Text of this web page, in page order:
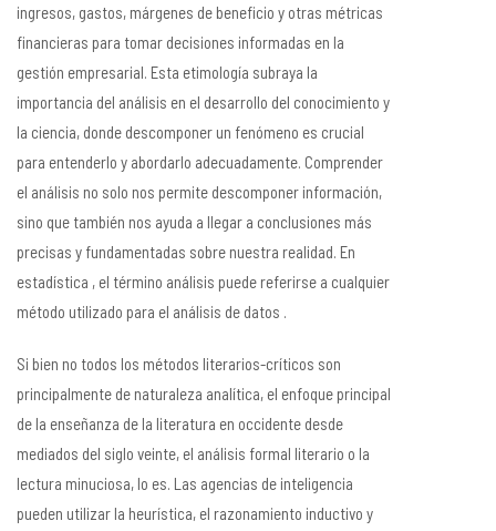
ingresos, gastos, márgenes de beneficio y otras métricas
financieras para tomar decisiones informadas en la
gestión empresarial. Esta etimología subraya la
importancia del análisis en el desarrollo del conocimiento y
la ciencia, donde descomponer un fenómeno es crucial
para entenderlo y abordarlo adecuadamente. Comprender
el análisis no solo nos permite descomponer información,
sino que también nos ayuda a llegar a conclusiones más
precisas y fundamentadas sobre nuestra realidad. En
estadística , el término análisis puede referirse a cualquier
método utilizado para el análisis de datos .
Si bien no todos los métodos literarios-críticos son
principalmente de naturaleza analítica, el enfoque principal
de la enseñanza de la literatura en occidente desde
mediados del siglo veinte, el análisis formal literario o la
lectura minuciosa, lo es. Las agencias de inteligencia
pueden utilizar la heurística, el razonamiento inductivo y